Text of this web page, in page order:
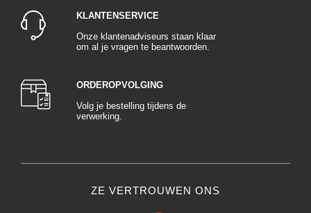
KLANTENSERVICE
Onze klantenadviseurs staan klaar
om al je vragen te beantwoorden.
ORDEROPVOLGING
Volg je bestelling tijdens de
verwerking.
ZE VERTROUWEN ONS